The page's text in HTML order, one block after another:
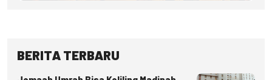
BERITA TERBARU